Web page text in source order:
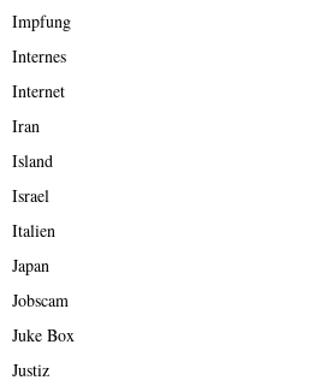
Impfung
Internes
Internet
Iran
Island
Israel
Italien
Japan
Jobscam
Juke Box
Justiz